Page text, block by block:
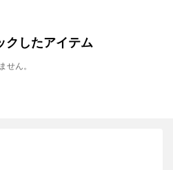
クしたアイテム
せん。